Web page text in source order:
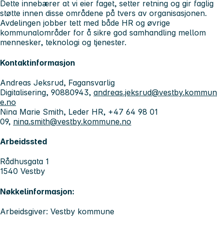
Dette innebærer at vi eier faget, setter retning og gir faglig
støtte innen disse områdene på tvers av organisasjonen.
Avdelingen jobber tett med både HR og øvrige
kommunalområder for å sikre god samhandling mellom
mennesker, teknologi og tjenester.
Kontaktinformasjon
Andreas Jeksrud, Fagansvarlig
Digitalisering, 90880943, andreas.jeksrud@vestby.kommun
e.no
Nina Marie Smith, Leder HR, +47 64 98 01
09, nina.smith@vestby.kommune.no
Arbeidssted
Rådhusgata 1
1540 Vestby
Nøkkelinformasjon:
Arbeidsgiver: Vestby kommune